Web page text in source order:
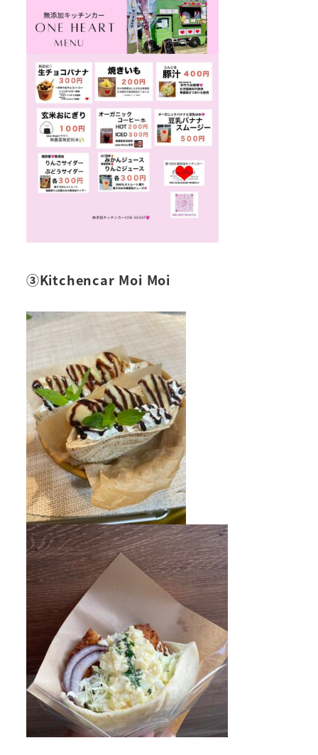
③Kitchencar Moi Moi